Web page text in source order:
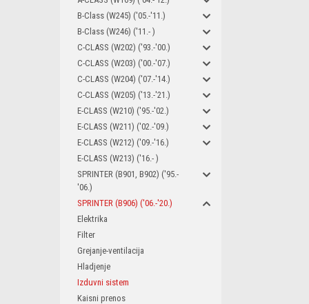
B-Class (W245) ('05.-'11.)
B-Class (W246) ('11.- )
C-CLASS (W202) ('93.-'00.)
C-CLASS (W203) ('00.-'07.)
C-CLASS (W204) ('07.-'14.)
C-CLASS (W205) ('13.-'21.)
E-CLASS (W210) ('95.-'02.)
E-CLASS (W211) ('02.-'09.)
E-CLASS (W212) ('09.-'16.)
E-CLASS (W213) ('16.- )
SPRINTER (B901, B902) ('95.-
'06.)
SPRINTER (B906) ('06.-'20.)
Elektrika
Filter
Grejanje-ventilacija
Hladjenje
Izduvni sistem
Kaisni prenos